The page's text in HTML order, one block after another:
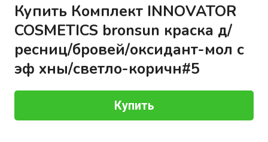
Купить Комплект INNOVATOR
COSMETICS bronsun краска д/
ресниц/бровей/оксидант-мол с
эф хны/светло-коричн#5
Купить